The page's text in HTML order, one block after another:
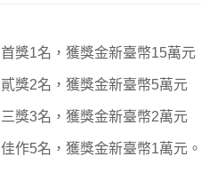
首獎1名，獲獎金新臺幣15萬元
貳獎2名，獲獎金新臺幣5萬元
三獎3名，獲獎金新臺幣2萬元
佳作5名，獲獎金新臺幣1萬元